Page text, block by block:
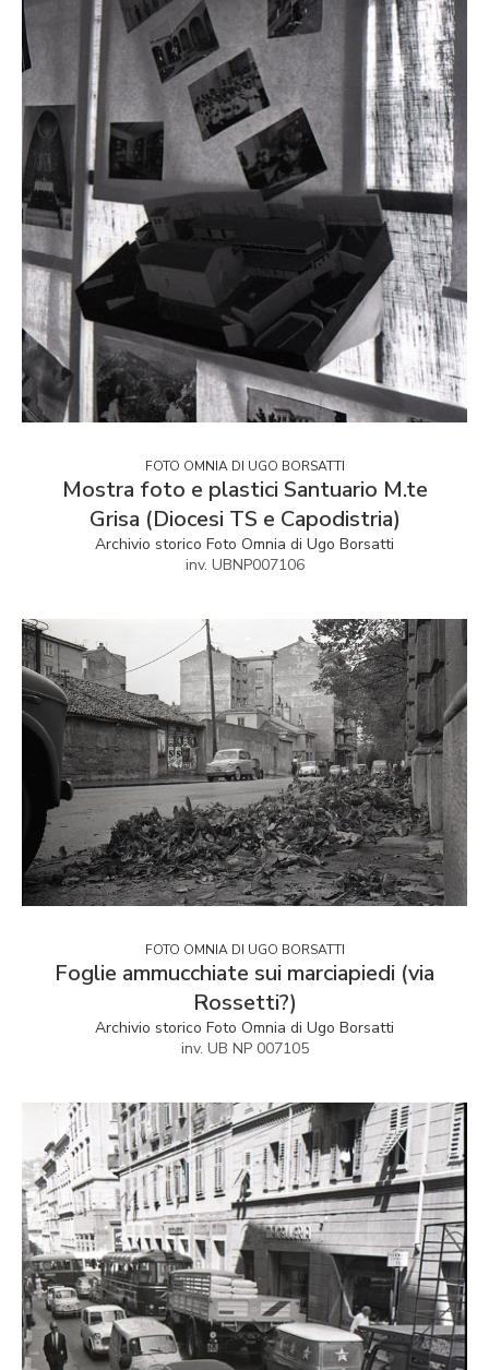
FOTO OMNIA DI UGO BORSATTI
Mostra foto e plastici Santuario M.te
Grisa (Diocesi TS e Capodistria)
Archivio storico Foto Omnia di Ugo Borsatti
inv. UBNP007106
FOTO OMNIA DI UGO BORSATTI
Foglie ammucchiate sui marciapiedi (via
Rossetti?)
Archivio storico Foto Omnia di Ugo Borsatti
inv. UB NP 007105